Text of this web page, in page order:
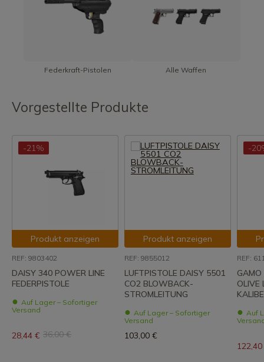
Federkraft-Pistolen Alle Waffen
Vorgestellte Produkte
-21%
Produkt anzeigen
REF: 9803402
DAISY 340 POWER LINE
FEDERPISTOLE
Auf Lager – Sofortiger
Versand
28,44 € 36,00 €
Produkt anzeigen
REF: 9855012
LUFTPISTOLE DAISY 5501
CO2 BLOWBACK-
STROMLEITUNG
Auf Lager – Sofortiger
Versand
103,00 €
-
REF:
OLIVE
Auf